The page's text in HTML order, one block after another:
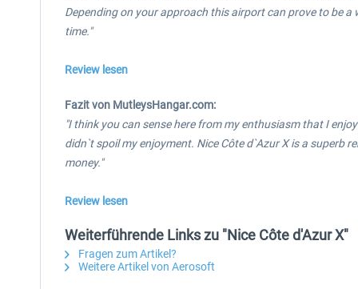
Depending on your approach this airport can prove to be
time."
Review lesen
Fazit von MutleysHangar.com:
"I think you can sense here from my enthusiasm that I
didn`t spoil my enjoyment. Nice Côte d`Azur X is a superb
money."
Review lesen
Weiterführende Links zu "Nice Côte d'Azur X"
Fragen zum Artikel?
Weitere Artikel von Aerosoft